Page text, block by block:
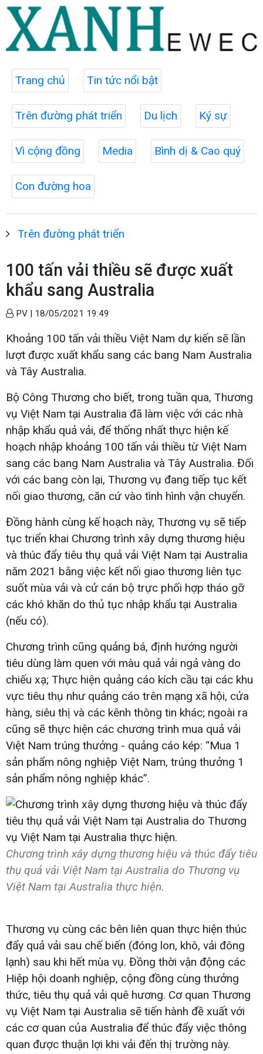
Trang chủ Tin tức nổi bật
Trên đường phát triển Du lịch Ký sự
Vì cộng đồng Media Bình dị & Cao quý
Con đường hoa
Trên đường phát triển
100 tấn vải thiều sẽ được xuất
khẩu sang Australia
PV | 18/05/2021 19:49
Khoảng 100 tấn vải thiều Việt Nam dự kiến sẽ lần
lượt được xuất khẩu sang các bang Nam Australia
và Tây Australia.
Bộ Công Thương cho biết, trong tuần qua, Thương
vụ Việt Nam tại Australia đã làm việc với các nhà
nhập khẩu quả vải, để thống nhất thực hiện kế
hoạch nhập khoảng 100 tấn vải thiều từ Việt Nam
sang các bang Nam Australia và Tây Australia. Đối
với các bang còn lại, Thương vụ đang tiếp tục kết
nối giao thương, căn cứ vào tình hình vận chuyển.
Đồng hành cùng kế hoạch này, Thương vụ sẽ tiếp
tục triển khai Chương trình xây dựng thương hiệu
và thúc đẩy tiêu thụ quả vải Việt Nam tại Australia
năm 2021 bằng việc kết nối giao thương liên tục
suốt mùa vải và cử cán bộ trực phối hợp tháo gỡ
các khó khăn do thủ tục nhập khẩu tại Australia
(nếu có).
Chương trình cũng quảng bá, định hướng người
tiêu dùng làm quen với màu quả vải ngả vàng do
chiếu xạ; Thực hiện quảng cáo kích cầu tại các khu
vực tiêu thụ như quảng cáo trên mạng xã hội, cửa
hàng, siêu thị và các kênh thông tin khác; ngoài ra
cũng sẽ thực hiện các chương trình mua quả vải
Việt Nam trúng thưởng - quảng cáo kép: “Mua 1
sản phẩm nông nghiệp Việt Nam, trúng thưởng 1
sản phẩm nông nghiệp khác”.
Chương trình xây dựng thương hiệu và thúc đẩy tiêu
thụ quả vải Việt Nam tại Australia do Thương vụ
Việt Nam tại Australia thực hiện.
Thương vụ cùng các bên liên quan thực hiện thúc
đẩy quả vải sau chế biến (đóng lon, khô, vải đông
lạnh) sau khi hết mùa vụ. Đồng thời vận động các
Hiệp hội doanh nghiệp, cộng đồng cùng thưởng
thức, tiêu thụ quả vải quê hương. Cơ quan Thương
vụ Việt Nam tại Australia sẽ tiến hành đề xuất với
các cơ quan của Australia để thúc đẩy việc thông
quan được thuận lợi khi vải đến thị trường này.